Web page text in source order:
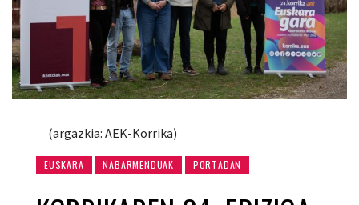
(argazkia: AEK-Korrika)
EUSKARA NABARMENDUAK PORTADAN